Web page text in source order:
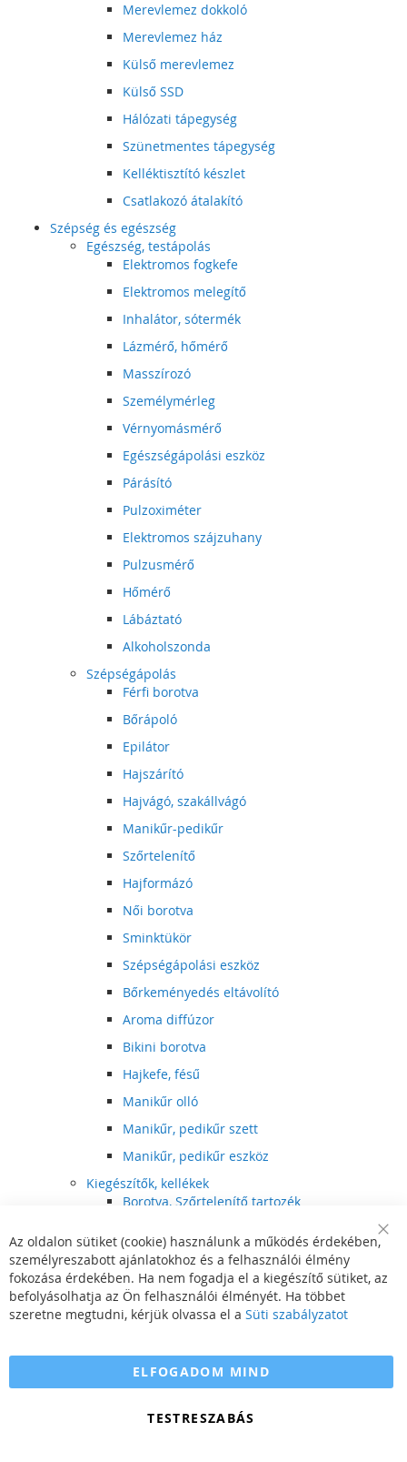
Merevlemez dokkoló
Merevlemez ház
Külső merevlemez
Külső SSD
Hálózati tápegység
Szünetmentes tápegység
Kelléktisztító készlet
Csatlakozó átalakító
Szépség és egészség
Egészség, testápolás
Elektromos fogkefe
Elektromos melegítő
Inhalátor, sótermék
Lázmérő, hőmérő
Masszírozó
Személymérleg
Vérnyomásmérő
Egészségápolási eszköz
Párásító
Pulzoximéter
Elektromos szájzuhany
Pulzusmérő
Hőmérő
Lábáztató
Alkoholszonda
Szépségápolás
Férfi borotva
Bőrápoló
Epilátor
Hajszárító
Hajvágó, szakállvágó
Manikűr-pedikűr
Szőrtelenítő
Hajformázó
Női borotva
Sminktükör
Szépségápolási eszköz
Bőrkeményedés eltávolító
Aroma diffúzor
Bikini borotva
Hajkefe, fésű
Manikűr olló
Manikűr, pedikűr szett
Manikűr, pedikűr eszköz
Kiegészítők, kellékek
Borotva, Szőrtelenítő tartozék
Illóolaj
Szépségápolási kellék
Hajvágó tartozék
Egészségápolási kellék
Hajvágó kiegészítő
Szórakoztató elektronika
Bar
Az oldalon sütiket (cookie) használunk a működés érdekében,
személyreszabott ajánlatokhoz és a felhasználói élmény
fokozása érdekében. Ha nem fogadja el a kiegészítő sütiket, az
befolyásolhatja az Ön felhasználói élményét. Ha többet
szeretne megtudni, kérjük olvassa el a Süti szabályzatot
ELFOGADOM MIND
TESTRESZABÁS